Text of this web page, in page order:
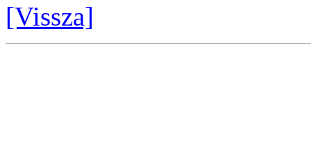
[Vissza]